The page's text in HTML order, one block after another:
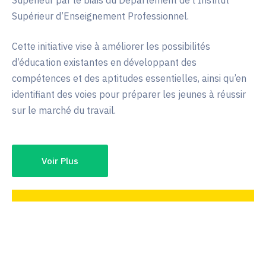
Supérieur d’Enseignement Professionnel.
Cette initiative vise à améliorer les possibilités
d’éducation existantes en développant des
compétences et des aptitudes essentielles, ainsi qu’en
identifiant des voies pour préparer les jeunes à réussir
sur le marché du travail.
Voir Plus